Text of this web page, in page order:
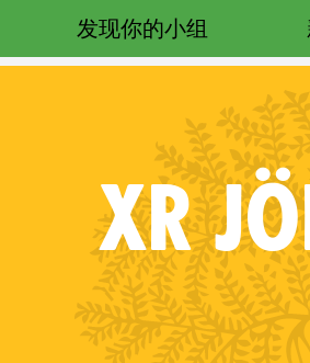
发现你的小组
XR